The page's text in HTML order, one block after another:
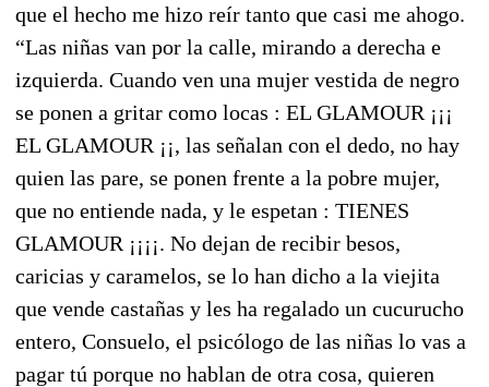
que el hecho me hizo reír tanto que casi me ahogo.
“Las niñas van por la calle, mirando a derecha e
izquierda. Cuando ven una mujer vestida de negro
se ponen a gritar como locas : EL GLAMOUR ¡¡¡
EL GLAMOUR ¡¡, las señalan con el dedo, no hay
quien las pare, se ponen frente a la pobre mujer,
que no entiende nada, y le espetan : TIENES
GLAMOUR ¡¡¡¡. No dejan de recibir besos,
caricias y caramelos, se lo han dicho a la viejita
que vende castañas y les ha regalado un cucurucho
entero, Consuelo, el psicólogo de las niñas lo vas a
pagar tú porque no hablan de otra cosa, quieren